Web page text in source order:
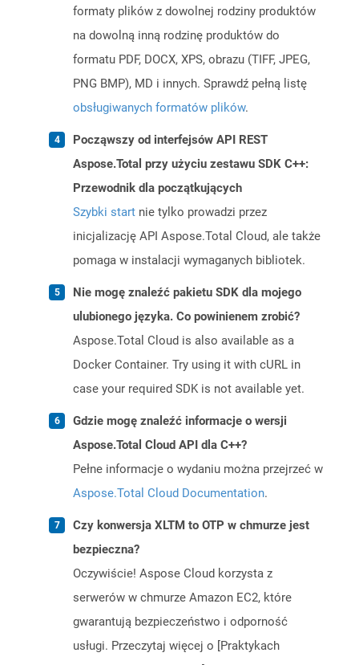
formaty plików z dowolnej rodziny produktów
na dowolną inną rodzinę produktów do
formatu PDF, DOCX, XPS, obrazu (TIFF, JPEG,
PNG BMP), MD i innych. Sprawdź pełną listę
obsługiwanych formatów plików.
Począwszy od interfejsów API REST
Aspose.Total przy użyciu zestawu SDK C++:
Przewodnik dla początkujących
Szybki start nie tylko prowadzi przez
inicjalizację API Aspose.Total Cloud, ale także
pomaga w instalacji wymaganych bibliotek.
Nie mogę znaleźć pakietu SDK dla mojego
ulubionego języka. Co powinienem zrobić?
Aspose.Total Cloud is also available as a
Docker Container. Try using it with cURL in
case your required SDK is not available yet.
Gdzie mogę znaleźć informacje o wersji
Aspose.Total Cloud API dla C++?
Pełne informacje o wydaniu można przejrzeć w
Aspose.Total Cloud Documentation.
Czy konwersja XLTM to OTP w chmurze jest
bezpieczna?
Oczywiście! Aspose Cloud korzysta z
serwerów w chmurze Amazon EC2, które
gwarantują bezpieczeństwo i odporność
usługi. Przeczytaj więcej o [Praktykach